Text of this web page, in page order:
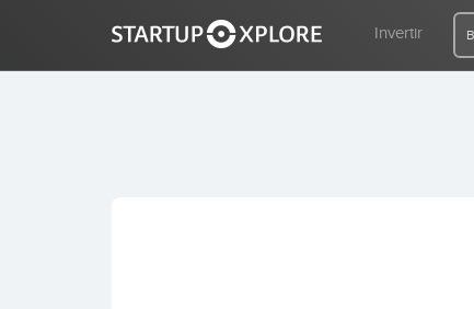
Invertir